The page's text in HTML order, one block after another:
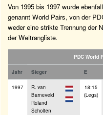
Von 1995 bis 1997 wurde
genannt World Pairs, von der
weder eine strikte Trennung der
der Weltrangliste.
PDC World
Jahr Sieger E
1997
R. van
Barneveld
Roland
Scholten
18:15
(Legs)